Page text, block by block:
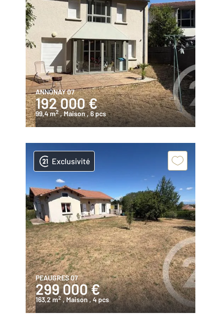
ANNONAY 07
192 000 €
99,4 m2 , Maison, 6 pcs
Exclusivité
PEAUGRES 07
299 000 €
163,2 m2 , Maison, 4 pcs